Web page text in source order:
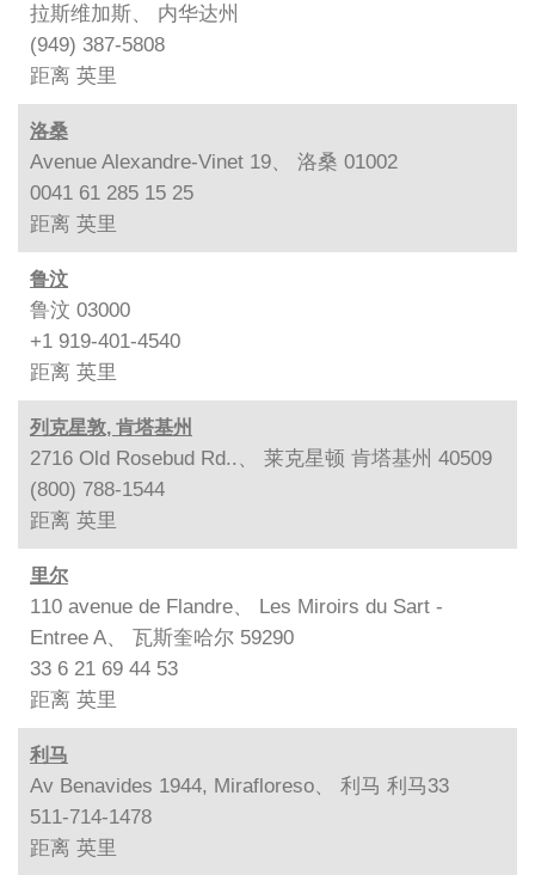
拉斯维加斯、 内华达州
(949) 387-5808
距离 英里
洛桑
Avenue Alexandre-Vinet 19、 洛桑 01002
0041 61 285 15 25
距离 英里
鲁汶
鲁汶 03000
+1 919-401-4540
距离 英里
列克星敦, 肯塔基州
2716 Old Rosebud Rd..、 莱克星顿 肯塔基州 40509
(800) 788-1544
距离 英里
里尔
110 avenue de Flandre、 Les Miroirs du Sart -
Entree A、 瓦斯奎哈尔 59290
33 6 21 69 44 53
距离 英里
利马
Av Benavides 1944, Mirafloreso、 利马 利马33
511-714-1478
距离 英里